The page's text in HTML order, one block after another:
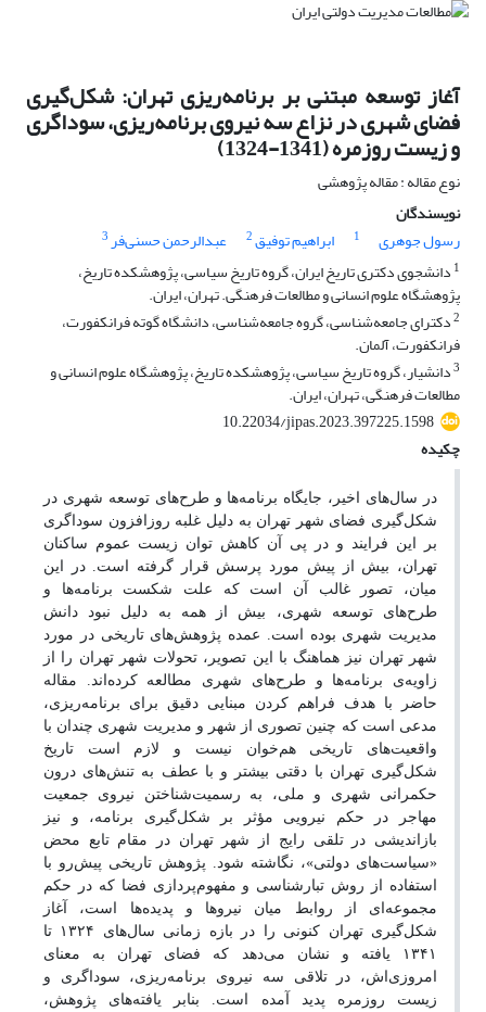
آغاز توسعه‌ مبتنی بر برنامه‌ریزی‌ تهران: شکل‌گیری
فضای شهری در نزاع سه نیروی برنامه‌ریزی، سوداگری
و زیست روزمره (1341-1324)
نوع مقاله : مقاله پژوهشی
نویسندگان
رسول جوهری
1 ابراهیم توفیق2 عبدالرحمن حسنی‌فر3
1 دانشجوی دکتری تاریخ ایران، گروه تاریخ سیاسی، پژوهشکده تاریخ،
پژوهشگاه علوم انسانی و مطالعات فرهنگی. تهران، ایران.
2دکترای جامعه‌شناسی، گروه جامعه‌شناسی، دانشگاه گوته فرانکفورت،
فرانکفورت، آلمان.
3دانشیار، گروه تاریخ سیاسی، پژوهشکده تاریخ، پژوهشگاه علوم انسانی و
مطالعات فرهنگی، تهران، ایران.
10.22034/jipas.2023.397225.1598
چکیده
در سال‌های اخیر، جایگاه برنامه‌‌ها و طرح‌های توسعه‌ شهری در
شکل‌گیری فضای شهر تهران به دلیل غلبه‌ روزافزون سوداگری
بر این فرایند و در پی آن کاهش توان زیست عموم ساکنان
تهران، بیش از پیش مورد پرسش قرار گرفته است. در این
میان، تصور غالب آن است که علت شکست برنامه‌ها و
طرح‌های توسعه‌ شهری، بیش از همه به دلیل نبود دانش
مدیریت شهری بوده است. عمده‌ پژوهش‌های تاریخی در مورد
شهر تهران نیز هماهنگ با این تصویر، تحولات شهر تهران را از
زاویه‌ی برنامه‌ها و طرح‌های شهری مطالعه کرده‌اند. مقاله‌
حاضر با هدف فراهم کردن مبنایی دقیق برای برنامه‌ریزی،
مدعی است که چنین تصوری از شهر و مدیریت شهری چندان با
واقعیت‌های تاریخی هم‌خوان نیست و لازم است تاریخ
شکل‌گیری تهران با دقتی بیشتر و با عطف به تنش‌های درون
حکمرانی شهری و ملی، به رسمیت‌شناختن نیروی جمعیت
مهاجر در حکم نیرویی مؤثر بر شکل‌گیری برنامه، و نیز
بازاندیشی در تلقی رایج از شهر تهران در مقام تابع محض
«سیاست‌های دولتی»، نگاشته شود. پژوهش تاریخی پیش‌رو با
استفاده از روش تبارشناسی و مفهوم‌پردازی فضا که در حکم
مجموعه‌ای از روابط میان نیروها و پدیده‌ها است، آغاز
شکل‌گیری تهران کنونی را در بازه‌ زمانی سال‌های ۱۳۲۴ تا
۱۳۴۱ یافته و نشان می‌دهد که فضای تهران به معنای
امروزی‌اش، در تلاقی سه نیروی برنامه‌ریزی، سوداگری و
زیست روزمره پدید آمده است. بنابر یافته‌های پژوهش،